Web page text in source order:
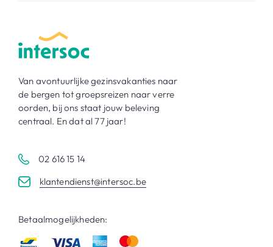
Van avontuurlijke gezinsvakanties naar
de bergen tot groepsreizen naar verre
oorden, bij ons staat jouw beleving
centraal. En dat al 77 jaar!
02 616 15 14
klantendienst@intersoc.be
Betaalmogelijkheden: